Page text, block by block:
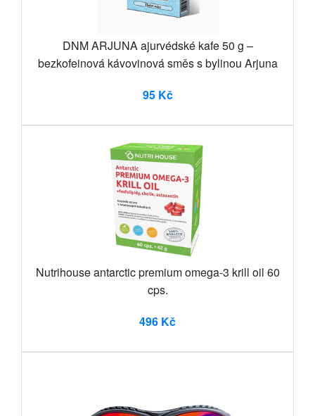
DNM ARJUNA ajurvédské kafe 50 g –
bezkofeinová kávovinová směs s bylinou Arjuna
95 Kč
Nutrihouse antarctic premium omega-3 krill oil 60
cps.
496 Kč